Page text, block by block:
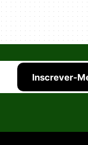
Inscrever-